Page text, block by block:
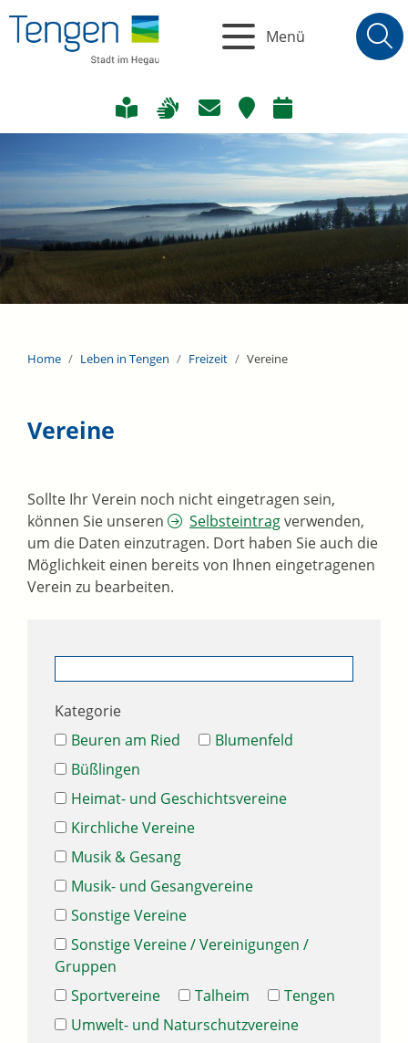
Menü
Home Leben in Tengen Freizeit Vereine
Vereine
Sollte Ihr Verein noch nicht eingetragen sein,
können Sie unseren
Selbsteintragverwenden,
um die Daten einzutragen. Dort haben Sie auch die
Möglichkeit einen bereits von Ihnen eingetragenen
Verein zu bearbeiten.
Kategorie
Beuren am Ried
Blumenfeld
Büßlingen
Heimat- und Geschichtsvereine
Kirchliche Vereine
Musik & Gesang
Musik- und Gesangvereine
Sonstige Vereine
Sonstige Vereine / Vereinigungen /
Gruppen
Sportvereine
Talheim
Tengen
Umwelt- und Naturschutzvereine